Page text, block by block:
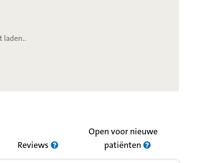
laden..
Reviews
Open voor nieuwe
patiënten